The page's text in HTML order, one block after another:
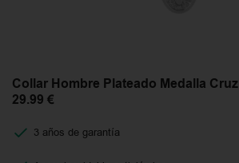
Collar Hombre Plateado Medalla Cruz
29.99 €
3 años de garantía